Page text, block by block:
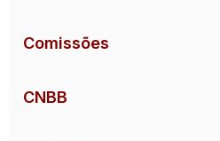
Comissões
CNBB